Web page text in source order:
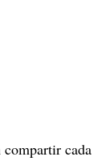
cada